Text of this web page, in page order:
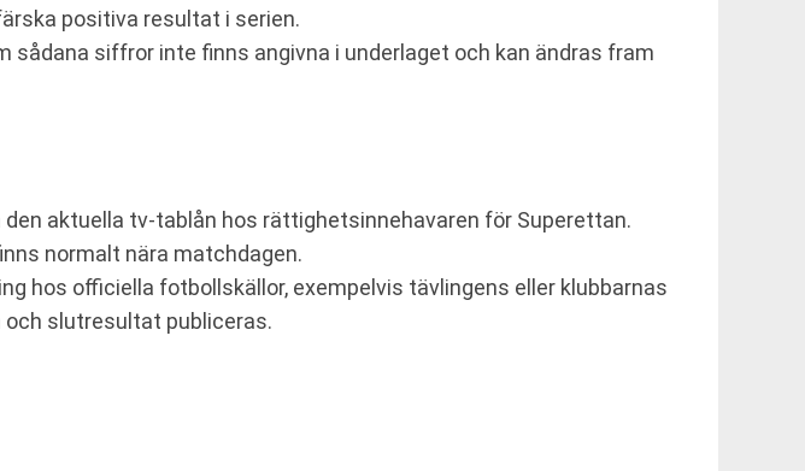
positiva resultat i serien.
siffror inte finns angivna i underlaget och kan ändras fram
aktuella tv-tablån hos rättighetsinnehavaren för Superettan.
normalt nära matchdagen.
hos officiella fotbollskällor, exempelvis tävlingens eller klubbarnas
och slutresultat publiceras.